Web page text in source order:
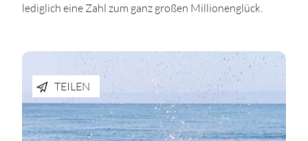
lediglich eine Zahl zum ganz großen Millionenglück.
TEILEN